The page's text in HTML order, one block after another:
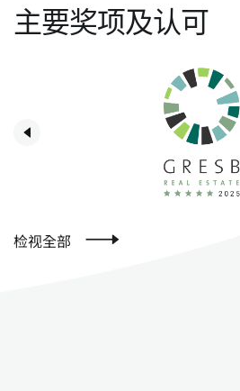
主要奖项及认可
检视全部